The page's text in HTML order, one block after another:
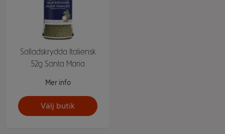
Salladskrydda Italiensk
52g Santa Maria
Mer info
Välj butik